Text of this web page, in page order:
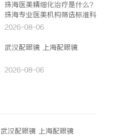
珠海医美精细化治疗是什么？
珠海专业医美机构筛选标准科
普
2026-08-06
武汉配眼镜 上海配眼镜
2026-08-06
武汉配眼镜 上海配眼镜